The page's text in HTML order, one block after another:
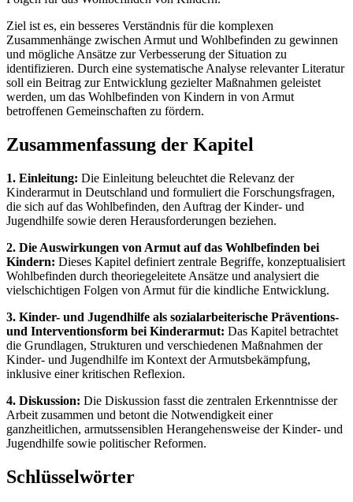
Ziel ist es, ein besseres Verständnis für die komplexen
Zusammenhänge zwischen Armut und Wohlbefinden zu gewinnen
und mögliche Ansätze zur Verbesserung der Situation zu
identifizieren. Durch eine systematische Analyse relevanter Literatur
soll ein Beitrag zur Entwicklung gezielter Maßnahmen geleistet
werden, um das Wohlbefinden von Kindern in von Armut
betroffenen Gemeinschaften zu fördern.
Zusammenfassung der Kapitel
1. Einleitung: Die Einleitung beleuchtet die Relevanz der
Kinderarmut in Deutschland und formuliert die Forschungsfragen,
die sich auf das Wohlbefinden, den Auftrag der Kinder- und
Jugendhilfe sowie deren Herausforderungen beziehen.
2. Die Auswirkungen von Armut auf das Wohlbefinden bei
Kindern: Dieses Kapitel definiert zentrale Begriffe, konzeptualisiert
Wohlbefinden durch theoriegeleitete Ansätze und analysiert die
vielschichtigen Folgen von Armut für die kindliche Entwicklung.
3. Kinder- und Jugendhilfe als sozialarbeiterische Präventions-
und Interventionsform bei Kinderarmut: Das Kapitel betrachtet
die Grundlagen, Strukturen und verschiedenen Maßnahmen der
Kinder- und Jugendhilfe im Kontext der Armutsbekämpfung,
inklusive einer kritischen Reflexion.
4. Diskussion: Die Diskussion fasst die zentralen Erkenntnisse der
Arbeit zusammen und betont die Notwendigkeit einer
ganzheitlichen, armutssensiblen Herangehensweise der Kinder- und
Jugendhilfe sowie politischer Reformen.
Schlüsselwörter